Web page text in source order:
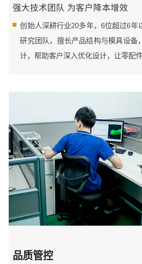
强大技术团队 为客户降本增效
创始人深耕行业20多年，6位超过6年
研究团队，擅长产品结构与模具设备
计，帮助客户深入优化设计，让零配
品质管控